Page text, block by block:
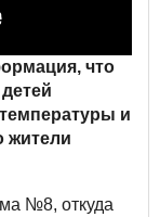
что
и
жители
№8, откуда